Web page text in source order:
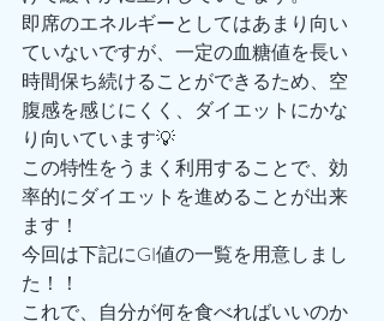
即席のエネルギーとしてはあまり向い
ていないですが、一定の血糖値を長い
時間保ち続けることができるため、空
腹感を感じにくく、ダイエットにかな
り向いています💡
この特性をうまく利用することで、効
率的にダイエットを進めることが出来
ます！
今回は下記にGI値の一覧を用意しまし
た！！
これで、自分が何を食べればいいのか